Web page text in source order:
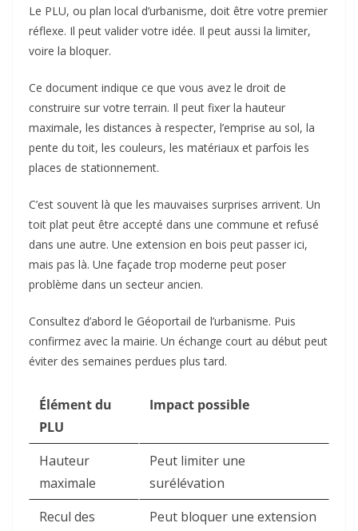
Le PLU, ou plan local d’urbanisme, doit être votre premier
réflexe. Il peut valider votre idée. Il peut aussi la limiter,
voire la bloquer.
Ce document indique ce que vous avez le droit de
construire sur votre terrain. Il peut fixer la hauteur
maximale, les distances à respecter, l’emprise au sol, la
pente du toit, les couleurs, les matériaux et parfois les
places de stationnement.
C’est souvent là que les mauvaises surprises arrivent. Un
toit plat peut être accepté dans une commune et refusé
dans une autre. Une extension en bois peut passer ici,
mais pas là. Une façade trop moderne peut poser
problème dans un secteur ancien.
Consultez d’abord le Géoportail de l’urbanisme. Puis
confirmez avec la mairie. Un échange court au début peut
éviter des semaines perdues plus tard.
Élément du
PLU
Impact possible
Hauteur
maximale
Peut limiter une
surélévation
Recul des
Peut bloquer une extension